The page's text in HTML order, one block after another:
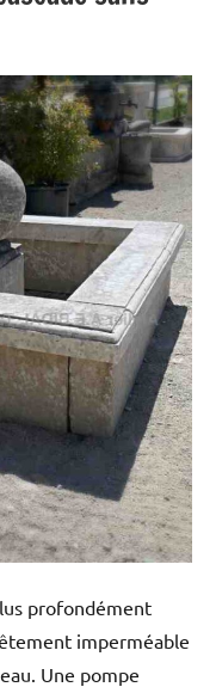
profondément
imperméable
Une pompe